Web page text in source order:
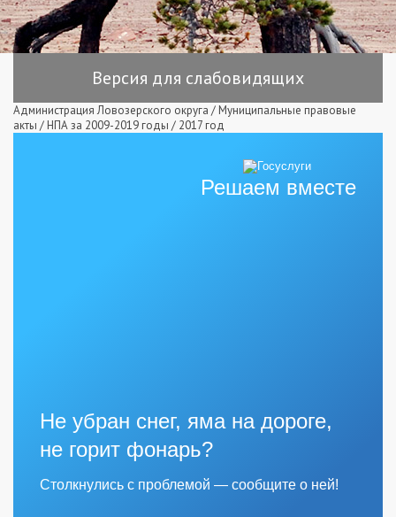
Версия для слабовидящих
Администрация Ловозерского округа / Муниципальные правовые
акты / НПА за 2009-2019 годы / 2017 год
Решаем вместе
Не убран снег, яма на дороге,
не горит фонарь?
Столкнулись с проблемой — сообщите о ней!